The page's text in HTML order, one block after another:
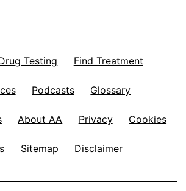
Testing Find Treatment
Podcasts Glossary
About AA Privacy Cookies
Sitemap Disclaimer